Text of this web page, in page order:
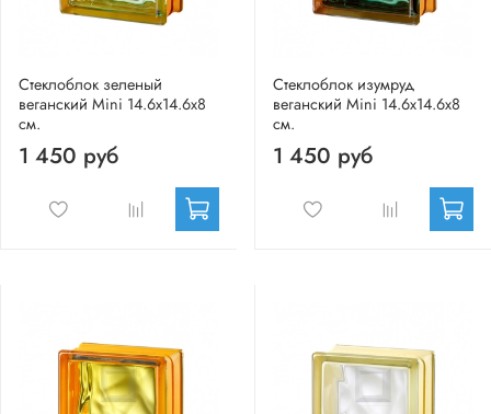
Стеклоблок зеленый
веганский Mini 14.6x14.6x8
см.
1 450 руб
Стеклоблок изумруд
веганский Mini 14.6x14.6x8
см.
1 450 руб